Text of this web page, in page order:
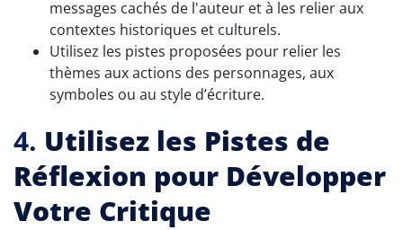
messages cachés de l'auteur et à les relier aux
contextes historiques et culturels.
Utilisez les pistes proposées pour relier les
thèmes aux actions des personnages, aux
symboles ou au style d’écriture.
4. Utilisez les Pistes de
Réflexion pour Développer
Votre Critique